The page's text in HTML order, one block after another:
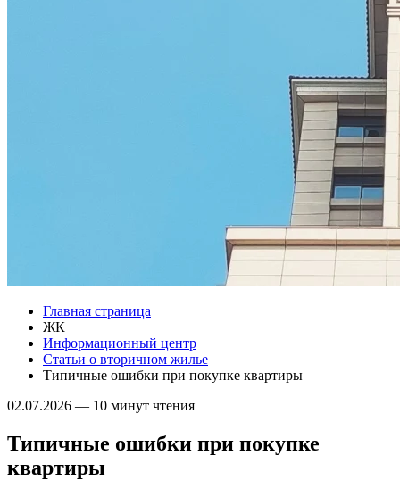
Главная страница
ЖК
Информационный центр
Статьи о вторичном жилье
Типичные ошибки при покупке квартиры
02.07.2026 — 10 минут чтения
Типичные ошибки при покупке
квартиры